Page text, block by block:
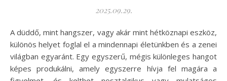
2025.09.29.
A düddő, mint hangszer, vagy akár mint hétköznapi eszköz,
különös helyet foglal el a mindennapi életünkben és a zenei
világban egyaránt. Egy egyszerű, mégis különleges hangot
képes produkálni, amely egyszerre hívja fel magára a